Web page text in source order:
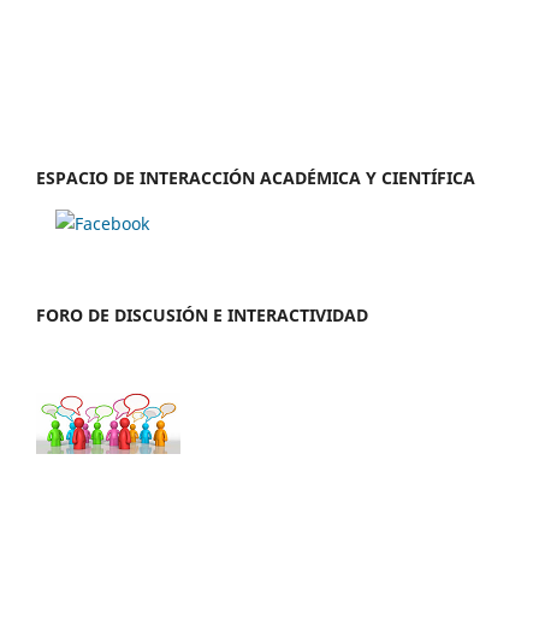
ESPACIO DE INTERACCIÓN ACADÉMICA Y CIENTÍFICA
FORO DE DISCUSIÓN E INTERACTIVIDAD